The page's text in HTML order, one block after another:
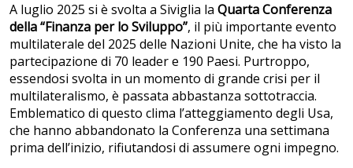
A luglio 2025 si è svolta a Siviglia la Quarta Conferenza
della “Finanza per lo Sviluppo”, il più importante evento
multilaterale del 2025 delle Nazioni Unite, che ha visto la
partecipazione di 70 leader e 190 Paesi. Purtroppo,
essendosi svolta in un momento di grande crisi per il
multilateralismo, è passata abbastanza sottotraccia.
Emblematico di questo clima l’atteggiamento degli Usa,
che hanno abbandonato la Conferenza una settimana
prima dell’inizio, rifiutandosi di assumere ogni impegno.